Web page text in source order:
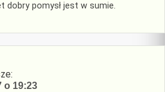
dobry pomysł jest w sumie.
o 19:23